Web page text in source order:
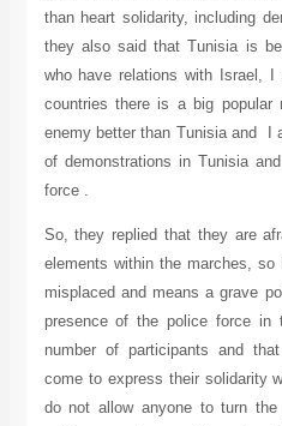
than heart solidarity, including
they also said that Tunisia is
who have relations with Israel,
countries there is a big popular
enemy better than Tunisia and I
of demonstrations in Tunisia
force .
So, they replied that they are
elements within the marches,
misplaced and means a grave
presence of the police force in
number of participants and
come to express their solidarity
do not allow anyone to turn